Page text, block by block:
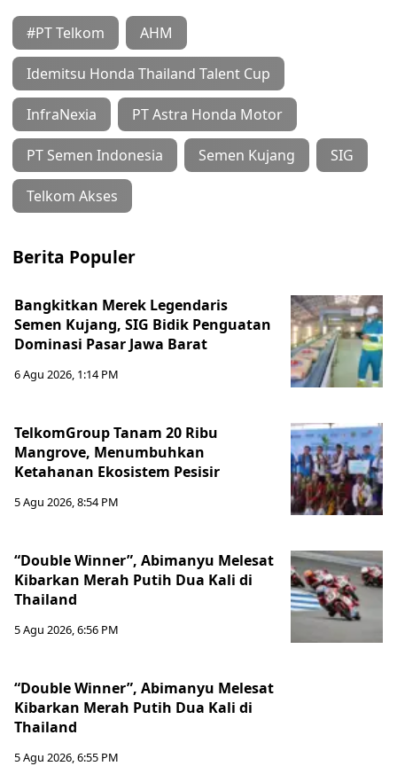
#PT Telkom AHM
Idemitsu Honda Thailand Talent Cup
InfraNexia PT Astra Honda Motor
PT Semen Indonesia Semen Kujang SIG
Telkom Akses
Berita Populer
Bangkitkan Merek Legendaris
Semen Kujang, SIG Bidik Penguatan
Dominasi Pasar Jawa Barat
6 Agu 2026, 1:14 PM
TelkomGroup Tanam 20 Ribu
Mangrove, Menumbuhkan
Ketahanan Ekosistem Pesisir
5 Agu 2026, 8:54 PM
“Double Winner”, Abimanyu Melesat
Kibarkan Merah Putih Dua Kali di
Thailand
5 Agu 2026, 6:56 PM
“Double Winner”, Abimanyu Melesat
Kibarkan Merah Putih Dua Kali di
Thailand
5 Agu 2026, 6:55 PM